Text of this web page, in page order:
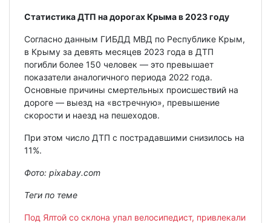
Статистика ДТП на дорогах Крыма в 2023 году
Согласно данным ГИБДД МВД по Республике Крым,
в Крыму за девять месяцев 2023 года в ДТП
погибли более 150 человек — это превышает
показатели аналогичного периода 2022 года.
Основные причины смертельных происшествий на
дороге — выезд на «встречную», превышение
скорости и наезд на пешеходов.
При этом число ДТП с пострадавшими снизилось на
11%.
Фото: pixabay.com
Теги по теме
Под Ялтой со склона упал велосипедист, привлекали